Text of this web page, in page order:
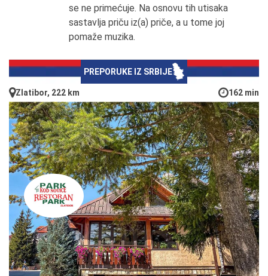
se ne primećuje. Na osnovu tih utisaka
sastavlja priču iz(a) priče, a u tome joj
pomaže muzika.
PREPORUKE IZ SRBIJE
Zlatibor, 222 km 162 min